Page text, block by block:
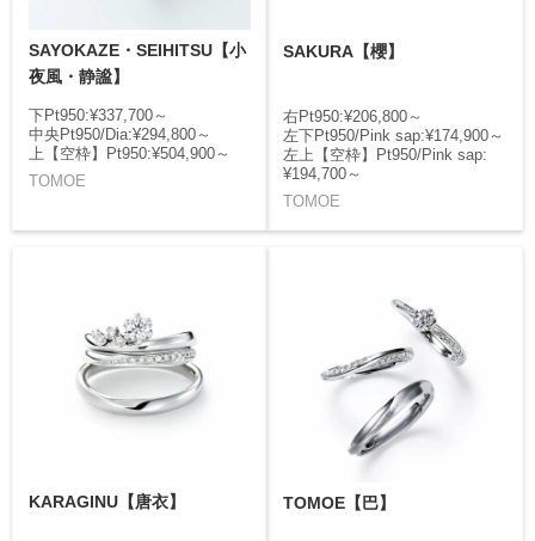
SAYOKAZE・SEIHITSU【小
夜風・静謐】
下Pt950:¥337,700～
中央Pt950/Dia:¥294,800～
上【空枠】Pt950:¥504,900～
TOMOE
SAKURA【櫻】
右Pt950:¥206,800～
左下Pt950/Pink sap:¥174,900～
左上【空枠】Pt950/Pink sap:
¥194,700～
TOMOE
KARAGINU【唐衣】 TOMOE【巴】